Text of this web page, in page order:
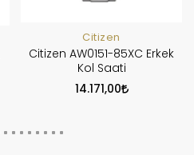
Citizen
Citizen AW0151-85XC Erkek
Kol Saati
14.171,00